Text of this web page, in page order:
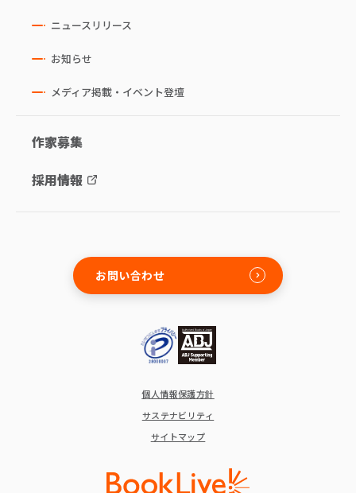
ニュースリリース
お知らせ
メディア掲載・イベント登壇
作家募集
採用情報
お問い合わせ
個人情報保護方針
サステナビリティ
サイトマップ